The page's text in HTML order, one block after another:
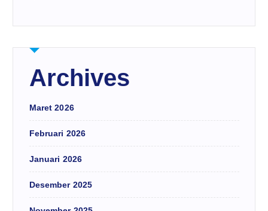
Archives
Maret 2026
Februari 2026
Januari 2026
Desember 2025